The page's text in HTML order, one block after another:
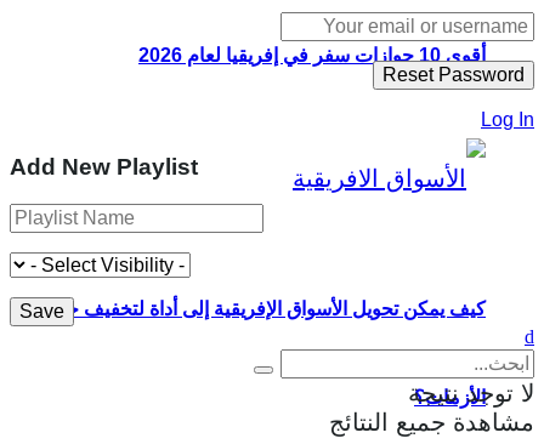
أقوى 10 جوازات سفر في إفريقيا لعام 2026
كيف يمكن تحويل الأسواق الإفريقية إلى أداة لتخفيف حدة
الأزمات؟
Log In
Add New Playlist
لا توجد نتيجة
مشاهدة جميع النتائج